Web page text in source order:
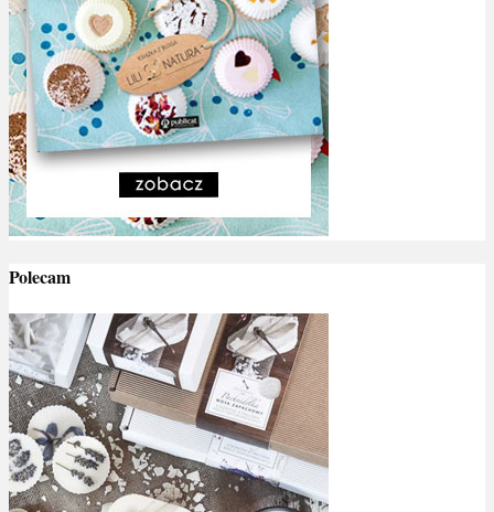
Polecam